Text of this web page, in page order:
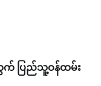
က် ပြည်သူ့ဝန်ထမ်း